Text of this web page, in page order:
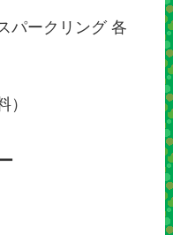
パークリング 各